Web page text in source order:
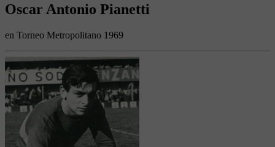
Oscar Antonio Pianetti
en Torneo Metropolitano 1969